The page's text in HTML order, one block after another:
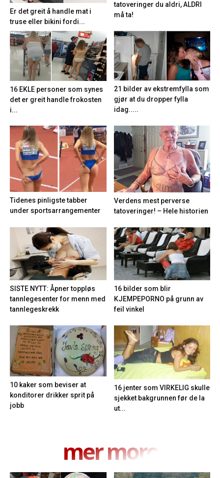
Er det greit å handle mat i
truse eller bikini fordi...
tatoveringer du aldri, ALDRI
må ta!
16 EKLE personer som synes
det er greit handle frokosten
i...
21 bilder av ekstremfylla som
gjør at du dropper fylla
idag.....
Tidenes pinligste tabber
under sportsarrangementer
Verdens mest perverse
tatoveringer! – Hele historien
SISTE NYTT: Åpner toppløs
tannlegesenter for menn med
tannlegeskrekk
16 bilder som blir
KJEMPEPORNO på grunn av
feil vinkel
10 kaker som beviser at
konditorer drikker sprit på
jobb
16 jenter som VIRKELIG skulle
sjekket bakgrunnen før de la
ut...
mer moro